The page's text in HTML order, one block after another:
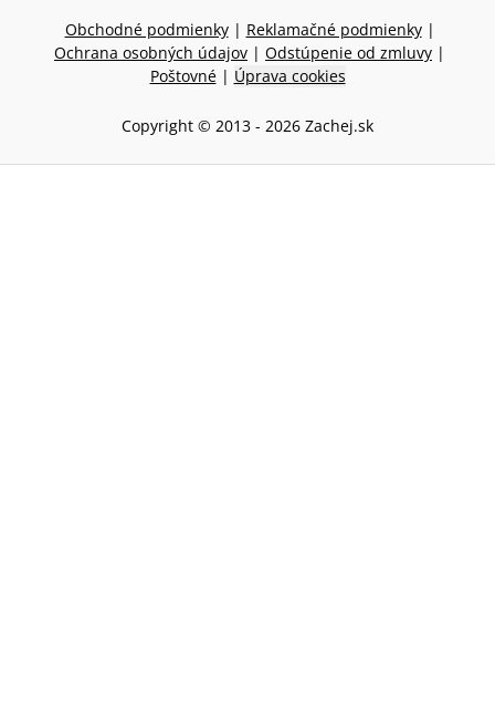
Obchodné podmienky | Reklamačné podmienky |
Ochrana osobných údajov | Odstúpenie od zmluvy |
Poštovné | Úprava cookies
Copyright © 2013 - 2026 Zachej.sk